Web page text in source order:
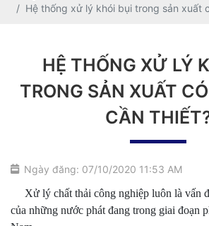
Hệ thống xử lý khói bụi trong sản xuất
HỆ THỐNG XỬ LÝ
TRONG SẢN XUẤT
CẦN
Ngày đăng: 07/10/2020 11:53 AM
Xử lý chất thải công nghiệp luôn là vấn
của những nước phát đang trong giai đoạn